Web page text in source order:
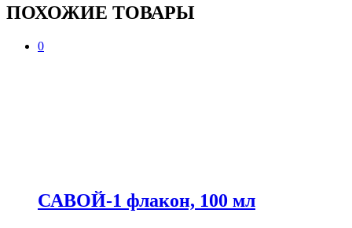
ПОХОЖИЕ ТОВАРЫ
0
САВОЙ-1 флакон, 100 мл